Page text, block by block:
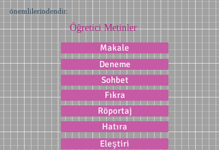
önemlilerindendir.
Öğretici Metinler
Makale
Deneme
Sohbet
Fıkra
Röportaj
Hatıra
Eleştiri